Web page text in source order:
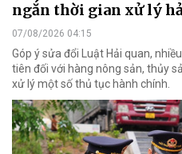
ngắn thời gian xử lý
07/08/2026 04:15
Góp ý sửa đổi Luật Hải quan,
tiên đối với hàng nông sản, thủy
xử lý một số thủ tục hành chính.